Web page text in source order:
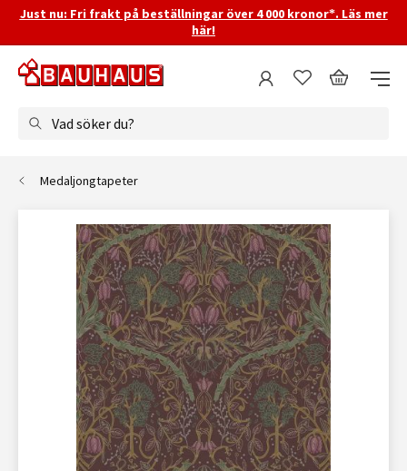
Just nu: Fri frakt på beställningar över 4 000 kronor*. Läs mer
här!
Vad söker du?
Medaljongtapeter